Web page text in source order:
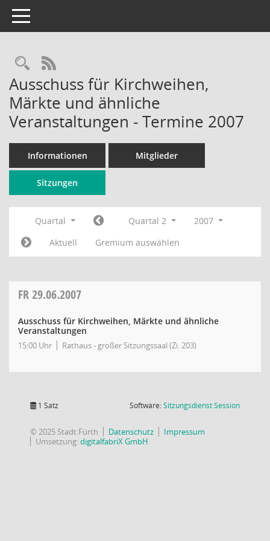
Toggle navigation
Rechercheauswahl
RSS-Feed
Ausschuss für Kirchweihen,
Märkte und ähnliche
Veranstaltungen - Termine 2007
Informationen Mitglieder
Sitzungen
Quartal Quartal 2
2007
Aktuell
Gremium auswählen
FR29.06.2007
Ausschuss für Kirchweihen, Märkte und ähnliche
Veranstaltungen
15:00 Uhr Rathaus - großer Sitzungssaal (Zi. 203)
1 Satz Software:SitzungsdienstSession(Wird in
© 2025 Stadt Fürth Datenschutz
Impressum
Umsetzung:digitalfabriX GmbH